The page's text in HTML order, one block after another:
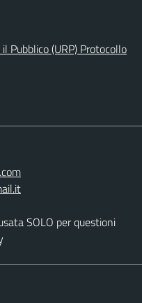
Pubblico (URP) Protocollo
SOLO per questioni